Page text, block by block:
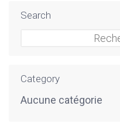
Search
Category
Aucune catégorie